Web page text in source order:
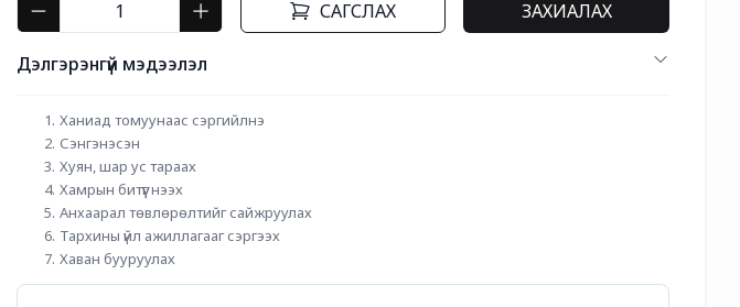
САГСЛАХ ЗАХИАЛАХ
Дэлгэрэнгүй мэдээлэл
Ханиад томуунаас сэргийлнэ
Сэнгэнэсэн
Хуян, шар ус тараах
Хамрын битүүг нээх
Анхаарал төвлөрөлтийг сайжруулах
Тархины үйл ажиллагааг сэргээх
Хаван бууруулах